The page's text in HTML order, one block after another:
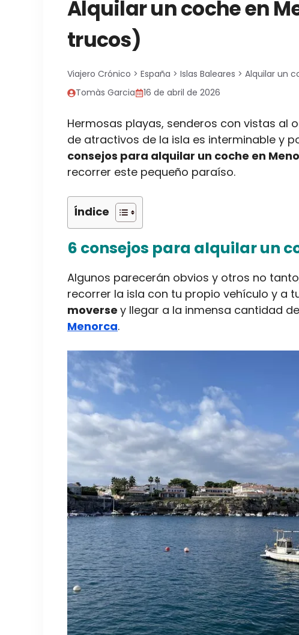
Alquilar un coche en
trucos)
Viajero Crónico > España > Islas Baleares > Alquilar un
Tomàs Garcia
16 de abril de 2026
Hermosas playas, senderos con vistas al
de atractivos de la isla es interminable y
consejos para alquilar un coche en
recorrer este pequeño paraíso.
Índice
6 consejos para alquilar un
Algunos parecerán obvios y otros no
recorrer la isla con tu propio vehículo y a
moverse y llegar a la inmensa cantidad
Menorca.